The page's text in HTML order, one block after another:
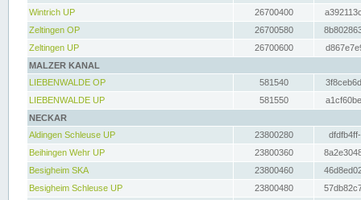
Wintrich UP
26700400
Zeltingen OP
26700580
Zeltingen UP
26700600
MALZER KANAL
LIEBENWALDE OP
581540
LIEBENWALDE UP
581550
NECKAR
Aldingen Schleuse UP
23800280
Beihingen Wehr UP
23800360
Besigheim SKA
23800460
Besigheim Schleuse UP
23800480